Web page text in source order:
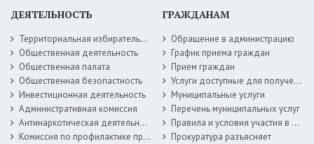
ДЕЯТЕЛЬНОСТЬ
Территориальная избирательная комиссия
Общественная деятельность
Общественная палата
Общественная безопастность
Инвестиционная деятельность
Административная комиссия
Антинаркотическая деятельность
Комиссия по профилактике правонарушений
ГРАЖДАНАМ
Обращение в администрацию
График приема граждан
Прием граждан
Услуги доступные для получения в электронной форме
Муниципальные услуги
Перечень муниципальных услуг
Правила и условия участия в жилищных программах
Прокуратура разъясняет